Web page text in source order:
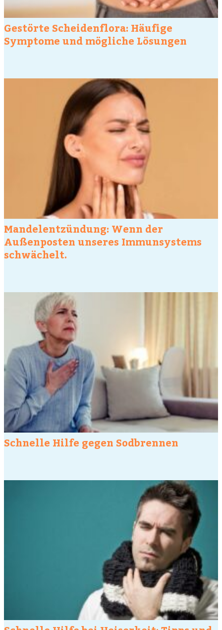
Gestörte Scheidenflora: Häufige
Symptome und mögliche Lösungen
Mandelentzündung: Wenn der
Außenposten unseres Immunsystems
schwächelt.
Schnelle Hilfe gegen Sodbrennen